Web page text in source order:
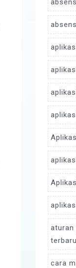
aturan
terbaru
cara